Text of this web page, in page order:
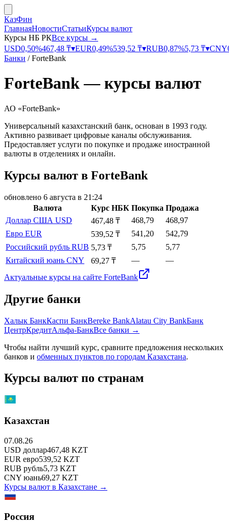
КазФин
ГлавнаяНовостиСтатьиКурсы валют
Курсы НБ РКВсе курсы →
USD0,50%467,48 ₸▾EUR0,49%539,52 ₸▾RUB0,87%5,73 ₸▾CNY
Банки /ForteBank
ForteBank— курсы валют
АО «ForteBank»
Универсальный казахстанский банк, основан в 1993 году.
Активно развивает цифровые каналы обслуживания.
Предоставляет услуги по покупке и продаже иностранной
валюты в отделениях и онлайн.
Курсы валют в ForteBank
обновлено 6 августа в 21:24
Валюта
Курс НБК Покупка Продажа
Доллар США USD 467,48 ₸ 468,79
468,97
Евро EUR 539,52 ₸ 541,20
542,79
Российский рубль RUB 5,73 ₸ 5,75
5,77
Китайский юань CNY 69,27 ₸ —
—
Актуальные курсы на сайте ForteBank
Другие банки
Халык БанкКаспи БанкBereke BankAlatau City BankБанк
ЦентрКредитАльфа-БанкВсе банки →
Чтобы найти лучший курс, сравните предложения нескольких
банков и обменных пунктов по городам Казахстана.
Курсы валют по странам
Казахстан
07.08.26
USD доллар467,48 KZT
EUR евро539,52 KZT
RUB рубль5,73 KZT
CNY юань69,27 KZT
Курсы валют в Казахстане →
Россия